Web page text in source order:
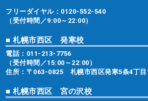
フリーダイヤル： 0120-552-540
（受付時間／9:00～22:00）
■ 札幌市西区 発寒校
電話： 011-213-7756
（受付時間／15:00～22:00）
住所：〒063-0825 札幌市西区発寒5条4丁目
■ 札幌市西区 宮の沢校